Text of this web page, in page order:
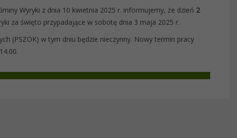
Wyryki z dnia 10 kwietnia 2025 r. informujemy, że dzień 2
za święto przypadające w sobotę dnia 3 maja 2025 r.
(PSZOK) w tym dniu będzie nieczynny. Nowy termin pracy